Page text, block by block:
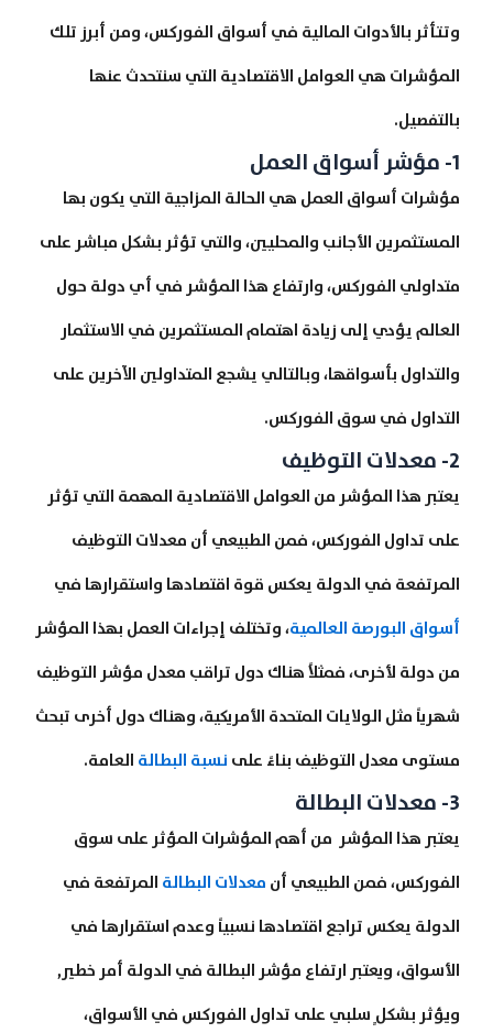
وتتأثر بالأدوات المالية في أسواق الفوركس، ومن أبرز تلك
المؤشرات هي العوامل الاقتصادية التي سنتحدث عنها
بالتفصيل.
1- مؤشر أسواق العمل
مؤشرات أسواق العمل هي الحالة المزاجية التي يكون بها
المستثمرين الأجانب والمحليين، والتي تؤثر بشكل مباشر على
متداولي الفوركس، وارتفاع هذا المؤشر في أي دولة حول
العالم يؤدي إلى زيادة اهتمام المستثمرين في الاستثمار
والتداول بأسواقها، وبالتالي يشجع المتداولين الآخرين على
التداول في سوق الفوركس.
2- معدلات التوظيف
يعتبر هذا المؤشر من العوامل الاقتصادية المهمة التي تؤثر
على تداول الفوركس، فمن الطبيعي أن معدلات التوظيف
المرتفعة في الدولة يعكس قوة اقتصادها واستقرارها في
أسواق البورصة العالمية، وتختلف إجراءات العمل بهذا المؤشر
من دولة لأخرى، فمثلاً هناك دول تراقب معدل مؤشر التوظيف
شهرياً مثل الولايات المتحدة الأمريكية، وهناك دول أخرى تبحث
مستوى معدل التوظيف بناءً على نسبة البطالة العامة.
3- معدلات البطالة
يعتبر هذا المؤشر من أهم المؤشرات المؤثر على سوق
الفوركس، فمن الطبيعي أن معدلات البطالة المرتفعة في
الدولة يعكس تراجع اقتصادها نسبياً وعدم استقرارها في
الأسواق، ويعتبر ارتفاع مؤشر البطالة في الدولة أمر خطير,
ويؤثر بشكلٍ سلبي على تداول الفوركس في الأسواق،